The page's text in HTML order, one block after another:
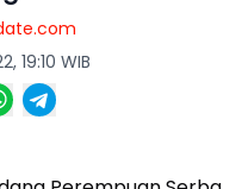
19:10 WIB